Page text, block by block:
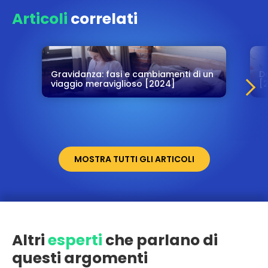
Articoli correlati
Gravidanza: fasi e cambiamenti di un
viaggio meraviglioso [2024]
MOSTRA TUTTI GLI ARTICOLI
Altriesperti che parlano di
questi argomenti